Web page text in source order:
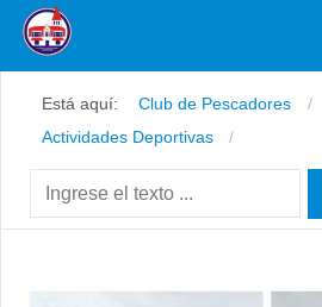
Youtube
Instagram
Está aquí: Club de Pescadores
Actividades Deportivas